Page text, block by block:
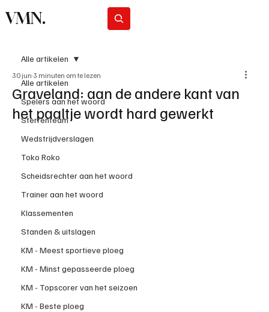
VMN.
Alle artikelen
Spelers aan het woord
Sterrenteam
Wedstrijdverslagen
Toko Roko
Scheidsrechter aan het woord
Trainer aan het woord
Klassementen
Standen & uitslagen
KM - Meest sportieve ploeg
KM - Minst gepasseerde ploeg
KM - Topscorer van het seizoen
KM - Beste ploeg
Alle artikelen
Graveland: aan de andere kant van
het paaltje wordt hard gewerkt
30 jun 3 minuten om te lezen